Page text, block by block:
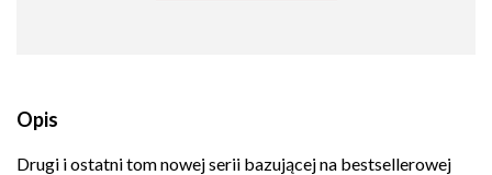
Opis
Drugi i ostatni tom nowej serii bazującej na bestsellerowej